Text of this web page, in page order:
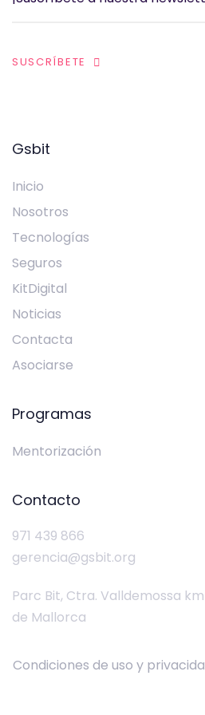
SUSCRÍBETE
Gsbit
Inicio
Nosotros
Tecnologías
Seguros
KitDigital
Noticias
Contacta
Asociarse
Programas
Mentorización
Contacto
971 439 866
gerencia@gsbit.org
Parc Bit, Ctra. Valldemossa km
de Mallorca
Condiciones de uso y